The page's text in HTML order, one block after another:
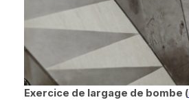
Exercice de largage de bombe (